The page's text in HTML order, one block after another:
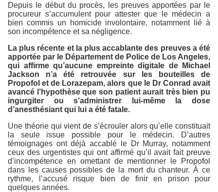
Depuis le début du procès, les preuves apportées par le
procureur s’accumulent pour attester que le médecin a
bien commis un homicide involontaire, notamment lié à
son incompétence et sa négligence.
La plus récente et la plus accablante des preuves a été
apportée par le Département de Police de Los Angeles,
qui affirme qu’aucune empreinte digitale de Michael
Jackson n’a été retrouvée sur les bouteilles de
Propofol et de Lorazepam, alors que le Dr Conrad avait
avancé l’hypothèse que son patient aurait très bien pu
ingurgiter ou s’administrer lui-même la dose
d’anesthésiant qui lui a été fatale.
Une théorie qui vient de s’écrouler alors qu’elle constituait
la seule issue possible pour le médecin. D’autres
témoignages ont déjà accablé le Dr Murray, notamment
ceux des urgentistes qui ont affirmé qu’il avait fait preuve
d’incompétence en omettant de mentionner le Propofol
dans les causes possibles de la mort du chanteur. À ce
rythme, l’accusé risque bien de finir en prison pour
quelques années.